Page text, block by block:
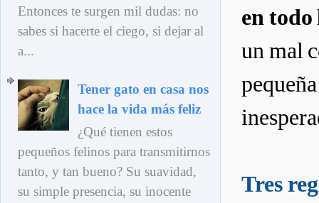
en
un mal
Tres
Entonces te surgen mil dudas: no
sabes si hacerte el ciego, si dejar al
a...
Tener gato en casa nos
hace la vida más feliz
¿Qué tienen estos
pequeños felinos para transmitirnos
tanto, y tan bueno? Su suavidad,
su simple presencia, su inocente